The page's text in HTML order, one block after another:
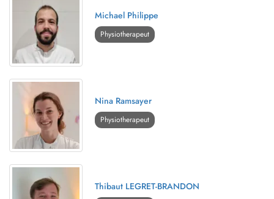
Michael Philippe
Physiotherapeut
Nina Ramsayer
Physiotherapeut
Thibaut LEGRET-BRANDON